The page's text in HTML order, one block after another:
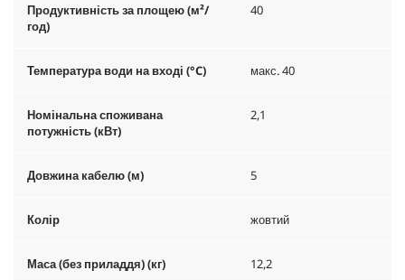
Продуктивність за площею (м²/
год)
40
Температура води на вході (°C) макс. 40
Номінальна споживана
потужність (кВт)
2,1
Довжина кабелю (м) 5
Колір жовтий
Маса (без приладдя) (кг) 12,2